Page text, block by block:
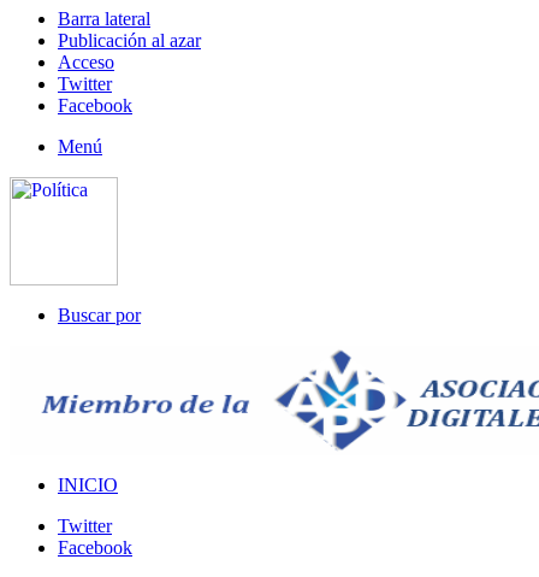
Barra lateral
Publicación al azar
Acceso
Twitter
Facebook
Menú
Buscar por
INICIO
Twitter
Facebook